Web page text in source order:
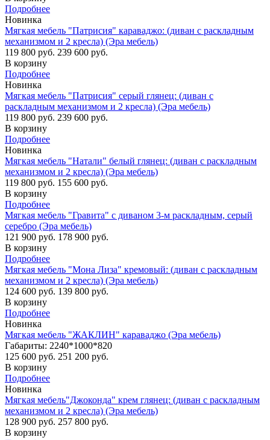
Подробнее
Новинка
Мягкая мебель "Патрисия" караваджо: (диван с раскладным
механизмом и 2 кресла) (Эра мебель)
119 800 руб. 239 600 руб.
В корзину
Подробнее
Новинка
Мягкая мебель "Патрисия" серый глянец: (диван с
раскладным механизмом и 2 кресла) (Эра мебель)
119 800 руб. 239 600 руб.
В корзину
Подробнее
Новинка
Мягкая мебель "Натали" белый глянец: (диван с раскладным
механизмом и 2 кресла) (Эра мебель)
119 800 руб. 155 600 руб.
В корзину
Подробнее
Мягкая мебель "Гравита" с диваном 3-м раскладным, серый
серебро (Эра мебель)
121 900 руб. 178 900 руб.
В корзину
Подробнее
Мягкая мебель "Мона Лиза" кремовый: (диван с раскладным
механизмом и 2 кресла) (Эра мебель)
124 600 руб. 139 800 руб.
В корзину
Подробнее
Новинка
Мягкая мебель "ЖАКЛИН" караваджо (Эра мебель)
Габариты: 2240*1000*820
125 600 руб. 251 200 руб.
В корзину
Подробнее
Новинка
Мягкая мебель"Джоконда" крем глянец: (диван с раскладным
механизмом и 2 кресла) (Эра мебель)
128 900 руб. 257 800 руб.
В корзину